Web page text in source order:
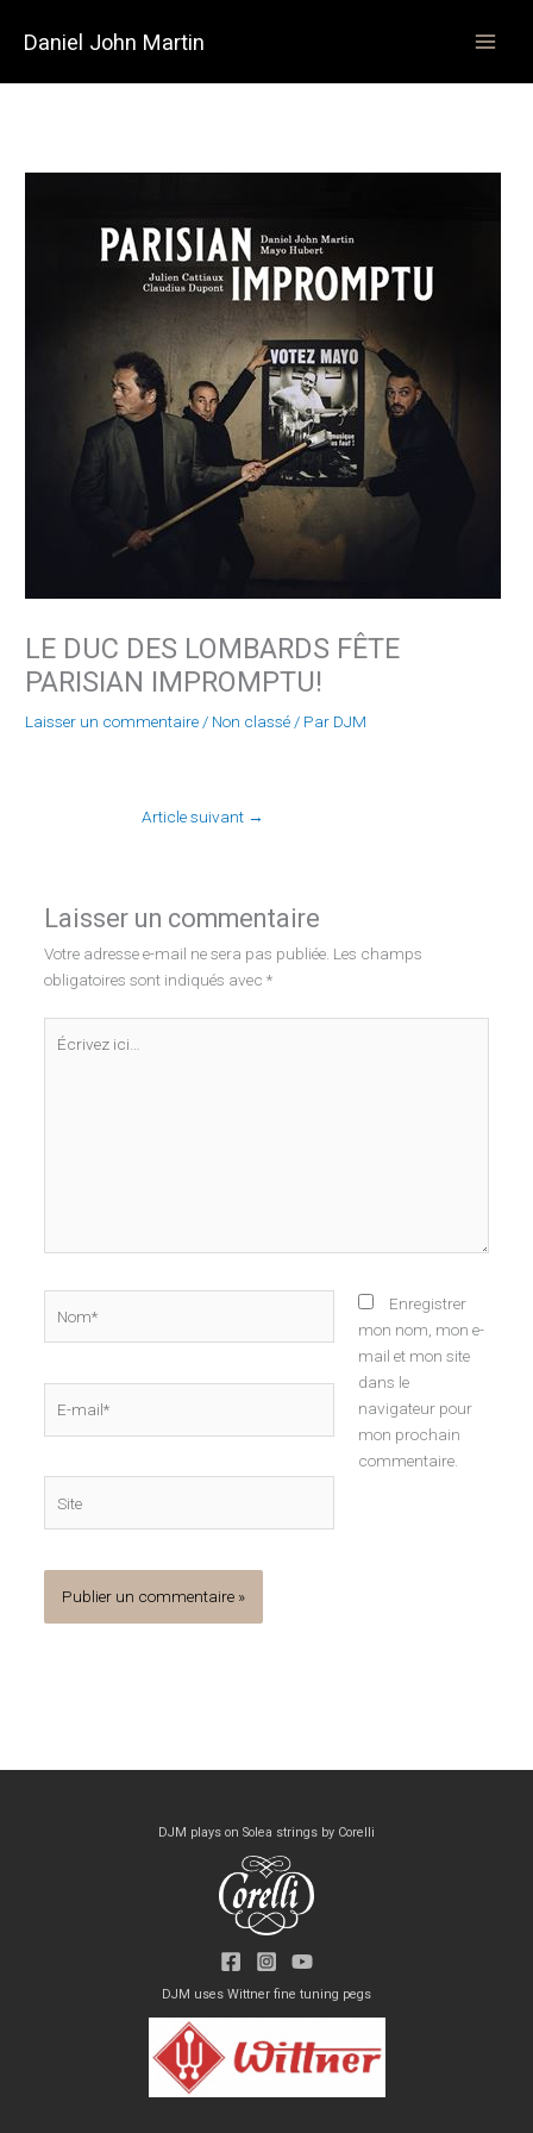
Daniel John Martin
LE DUC DES LOMBARDS FÊTE
PARISIAN IMPROMPTU!
Laisser un commentaire / Non classé / Par DJM
Article suivant →
Laisser un commentaire
Votre adresse e-mail ne sera pas publiée. Les champs
obligatoires sont indiqués avec *
ici…
mail*
Enregistrer
mon nom, mon e-
mail et mon site
dans le
navigateur pour
mon prochain
commentaire.
DJM plays on Solea strings by Corelli
DJM uses Wittner fine tuning pegs